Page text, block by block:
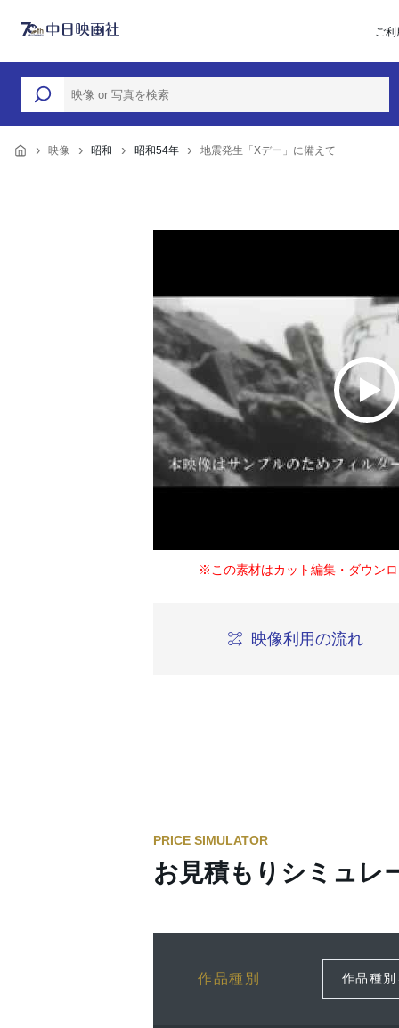
ご
映像 昭和 昭和54年 地震発生「Xデー」に備えて
※この素材はカット編集・ダウン
映像利用の流れ
PRICE SIMULATOR
お見積もりシミュレ
作品種別